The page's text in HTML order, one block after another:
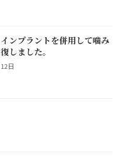
ンプラントを併用して噛み
しました。
日